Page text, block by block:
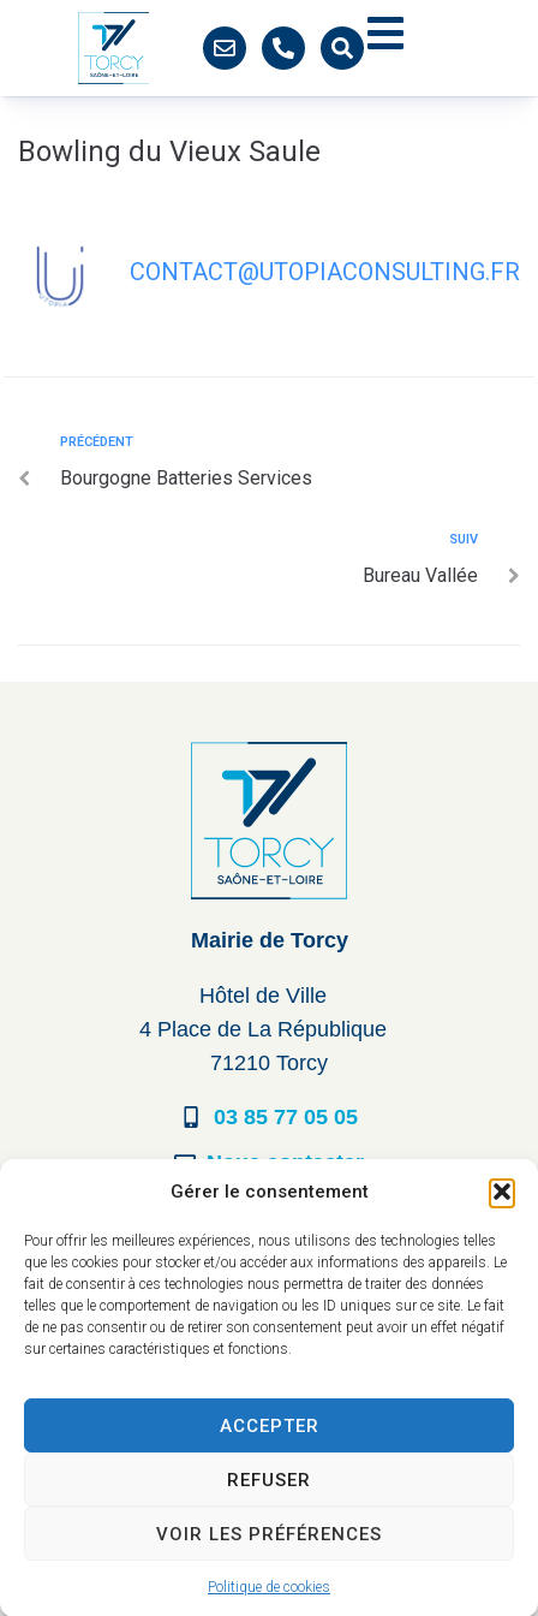
Gérer le consentement
Pour offrir les meilleures expériences, nous utilisons des technologies telles
que les cookies pour stocker et/ou accéder aux informations des appareils. Le
fait de consentir à ces technologies nous permettra de traiter des données
telles que le comportement de navigation ou les ID uniques sur ce site. Le fait
de ne pas consentir ou de retirer son consentement peut avoir un effet négatif
sur certaines caractéristiques et fonctions.
ACCEPTER
REFUSER
VOIR LES PRÉFÉRENCES
Politique de cookies
Bowling du Vieux Saule
CONTACT@UTOPIACONSULTING.FR
PRÉCÉDENT
Bourgogne Batteries Services
SUIV
Bureau Vallée
Mairie de Torcy
Hôtel de Ville
4 Place de La République
71210 Torcy
03 85 77 05 05
Nous contacter
Du lundi au vendredi :
8h30 à 12h00
2025 © - Propulsé par Utopia